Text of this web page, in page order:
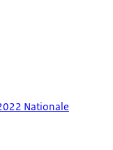
Nationale